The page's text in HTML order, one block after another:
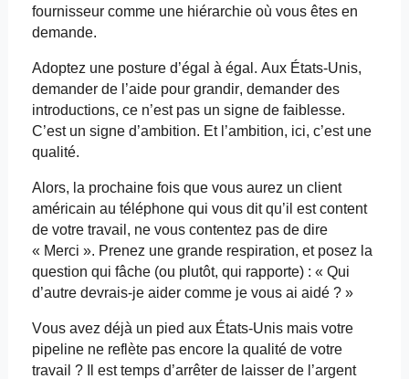
fournisseur comme une hiérarchie où vous êtes en
demande.
Adoptez une posture d’égal à égal. Aux États-Unis,
demander de l’aide pour grandir, demander des
introductions, ce n’est pas un signe de faiblesse.
C’est un signe d’ambition. Et l’ambition, ici, c’est une
qualité.
Alors, la prochaine fois que vous aurez un client
américain au téléphone qui vous dit qu’il est content
de votre travail, ne vous contentez pas de dire
« Merci ». Prenez une grande respiration, et posez la
question qui fâche (ou plutôt, qui rapporte) : « Qui
d’autre devrais-je aider comme je vous ai aidé ? »
Vous avez déjà un pied aux États-Unis mais votre
pipeline ne reflète pas encore la qualité de votre
travail ? Il est temps d’arrêter de laisser de l’argent